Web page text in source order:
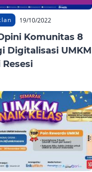
19/10/2022
Komunitas 8
Digitalisasi UMKM